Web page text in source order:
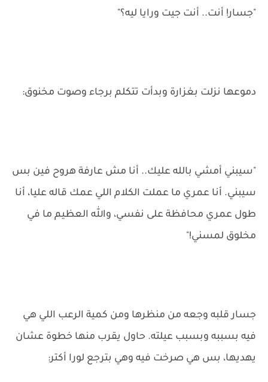
"جسار! أنت.. أنت جيت ورايا ليه؟"
دموعها نزلت بغزارة وبدأت تتكلم برجاء وصوت مخنوق:
"سيبني أمشي بالله عليك.. أنا مش عارفة هروح فين بس
سيبني. أنا عمري ما عملت الكلام اللي عمك قاله عليا، أنا
طول عمري محافظة على نفسي، والله العظيم ما في
مخلوق لمسني!"
جسار قلبه وجعه من منظرها ومن كمية الرعب اللي هي
فيه بسببه وبسبب عيلته. حاول يقرب منها خطوة عشان
يهديها، بس هي صرخت فيه وهي بترجع لورا أكتر: